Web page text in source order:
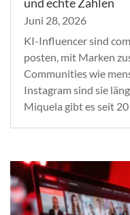
Juni 28, 2026
KI-Influencer sind
posten, mit Marken
Communities wie
Instagram sind sie
Miquela gibt es seit